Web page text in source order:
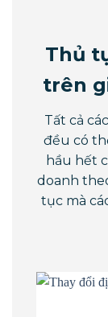
Thủ
trên
Tất cả
đều có
hầu hết
doanh
tục mà